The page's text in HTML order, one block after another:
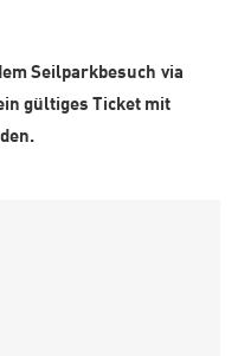
Seilparkbesuch via
gültiges Ticket mit